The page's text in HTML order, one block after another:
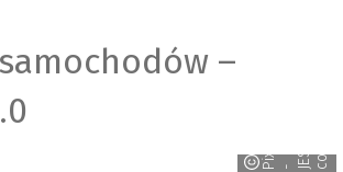
–
P
i
x a
b
a
y - J
E
S H
O
O
T
S c
o m